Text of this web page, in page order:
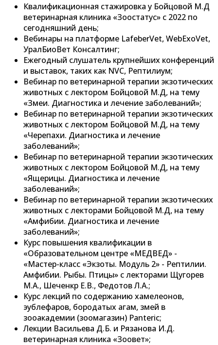
Квалификационная стажировка у Бойцовой М.Д
ветеринарная клиника «Зоостатус» с 2022 по
сегодняшний день;
Вебинары на платформе LafeberVet, WebExoVet,
УралБиоВет Консалтинг;
Ежегодный слушатель крупнейших конференций
и выставок, таких как NVC, Рептилиум;
Вебинар по ветеринарной терапии экзотических
животных с лектором Бойцовой М.Д, на тему
«Змеи. Диагностика и лечение заболеваний»;
Вебинар по ветеринарной терапии экзотических
животных с лектором Бойцовой М.Д, на тему
«Черепахи. Диагностика и лечение
заболеваний»;
Вебинар по ветеринарной терапии экзотических
животных с лектором Бойцовой М.Д, на тему
«Ящерицы. Диагностика и лечение
заболеваний»;
Вебинар по ветеринарной терапии экзотических
животных с лекторами Бойцовой М.Д, на тему
«Амфибии. Диагностика и лечение
заболеваний»;
Курс повышения квалификации в
«Образовательном центре «МЕДВЕД» -
«Мастер-класс «Экзоты. Модуль 2» - Рептилии.
Амфибии. Рыбы. Птицы» с лекторами Щугорев
М.А., Шеченкр Е.В., Федотов Л.А.;
Курс лекций по содержанию хамелеонов,
эублефаров, бородатых агам, змей в
зооакадемии (зоомагазин) Panteric;
Лекции Васильева Д.Б. и Рязанова И.Д.
ветеринарная клиника «Зоовет»;